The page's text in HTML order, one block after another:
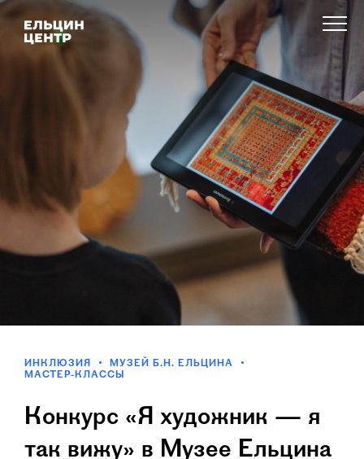
ИНКЛЮЗИЯ
МУЗЕЙ Б.Н. ЕЛЬЦИНА
МАСТЕР-КЛАССЫ
Конкурс «Я художник — я
так вижу» в Музее Ельцина